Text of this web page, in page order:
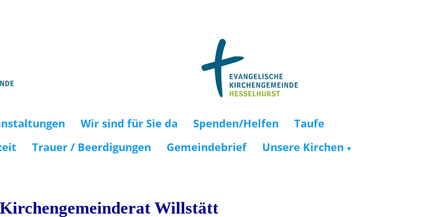
Willstätt und Hesselhurst
Wir sind für Sie da Spenden/Helfen
Taufe
Trauer / Beerdigungen Gemeindebrief Unsere Kirchen
Kirchengemeinderat Willstätt